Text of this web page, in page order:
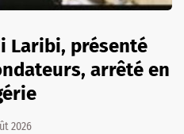
Laribi, présenté
arrêté en
2026